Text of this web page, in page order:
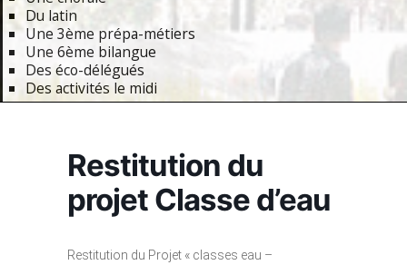
Du latin
Une 3ème prépa-métiers
Une 6ème bilangue
Des éco-délégués
Des activités le midi
Restitution du
projet Classe d’eau
Restitution du Projet « classes eau –